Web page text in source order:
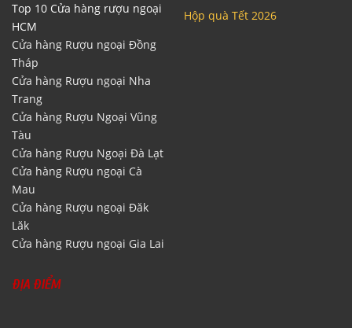
Top 10 Cửa hàng rượu ngoại
HCM
Cửa hàng Rượu ngoại Đồng
Tháp
Cửa hàng Rượu ngoại Nha
Trang
Cửa hàng Rượu Ngoại Vũng
Tàu
Cửa hàng Rượu Ngoại Đà Lạt
Cửa hàng Rượu ngoại Cà
Mau
Cửa hàng Rượu ngoại Đăk
Lăk
Cửa hàng Rượu ngoại Gia Lai
Hộp quà Tết 2026
ĐỊA ĐIỂM